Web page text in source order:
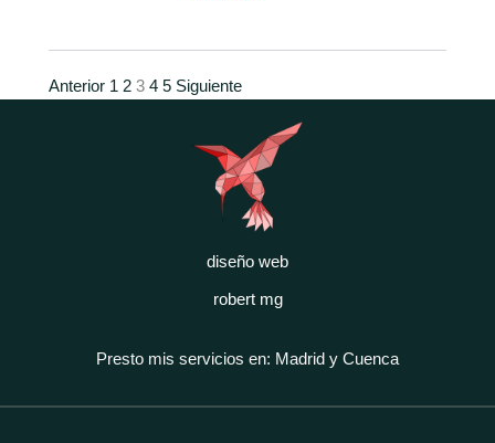
Anterior 1 2 3 4 5 Siguiente
diseño web
robert mg
Presto mis servicios en: Madrid y Cuenca